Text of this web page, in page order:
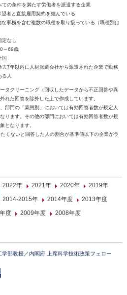
ての条件を満たす労働者を派遣する企業
望者と直接雇用契約を結んでいる
な事務を含む複数の職種を取り扱っている（職種別は
なし
～69歳
国
去7年以内に人材派遣会社から派遣された企業で勤務
る人
タクリーニング（回収したデータから不正回答や異
れた回答を除外した上で作成しています。
部門の「業態別」においては有効回答者数が規定人
ります。その他の部門においては有効回答者数が規
となります。
くないと回答した人の割合が基準値以下の企業がラ
2022年 2021年 2020年
2019年
2014-2015年 2014年度
2013年度
度 2009年度 2008年度
学部教授／内閣府 上席科学技術政策フェロー